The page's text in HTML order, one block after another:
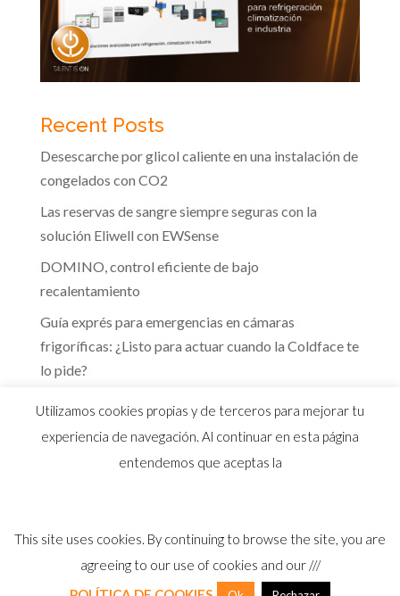
Recent Posts
Desescarche por glicol caliente en una instalación de
congelados con CO2
Las reservas de sangre siempre seguras con la
solución Eliwell con EWSense
DOMINO, control eficiente de bajo
recalentamiento
Guía exprés para emergencias en cámaras
frigoríficas: ¿Listo para actuar cuando la Coldface te
lo pide?
© 2026 Distribuidor oficial Eliwell en España y
Portugal |Aviso LegalI Política Privacidad
Utilizamos cookies propias y de terceros para mejorar tu
experiencia de navegación. Al continuar en esta página
entendemos que aceptas la
This site uses cookies. By continuing to browse the site, you are
agreeing to our use of cookies and our ///